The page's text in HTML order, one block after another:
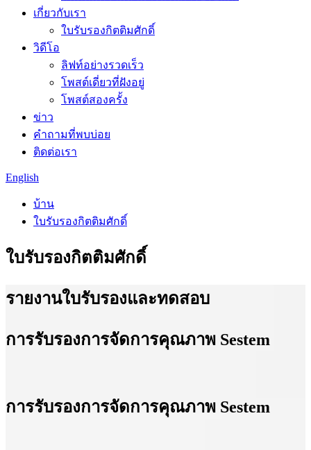
เกี่ยวกับเรา
ใบรับรองกิตติมศักดิ์
วิดีโอ
ลิฟท์อย่างรวดเร็ว
โพสต์เดี่ยวที่ฝังอยู่
โพสต์สองครั้ง
ข่าว
คำถามที่พบบ่อย
ติดต่อเรา
English
บ้าน
ใบรับรองกิตติมศักดิ์
ใบรับรองกิตติมศักดิ์
รายงานใบรับรองและทดสอบ
การรับรองการจัดการคุณภาพ Sestem
การรับรองการจัดการคุณภาพ Sestem